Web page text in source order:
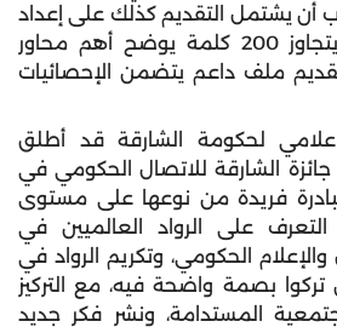
أن يشتمل التقديم كذلك على إعداد
ملف مختصر لا يتجاوز 200 كلمة يوضح أهم محاور
ملف داعم يتضمن الإحصائيات
لحكومة الشارقة قد أطلق
جائزة الشارقة للاتصال الحكومي في
2012، كمبادرة فريدة من نوعها على مستوى
على الرواد العالميين في
الحكومي، وتكريم الرواد في
بصمة واضحة فيه، مع التركيز
المستدامة، ونشر فكر جديد